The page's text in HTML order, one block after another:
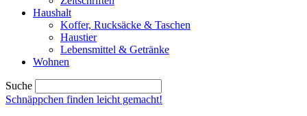
Haushalt
Koffer, Rucksäcke & Taschen
Haustier
Lebensmittel & Getränke
Wohnen
Suche
Schnäppchen finden leicht gemacht!